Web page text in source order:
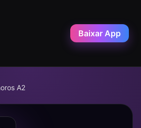
Baixar App
A2